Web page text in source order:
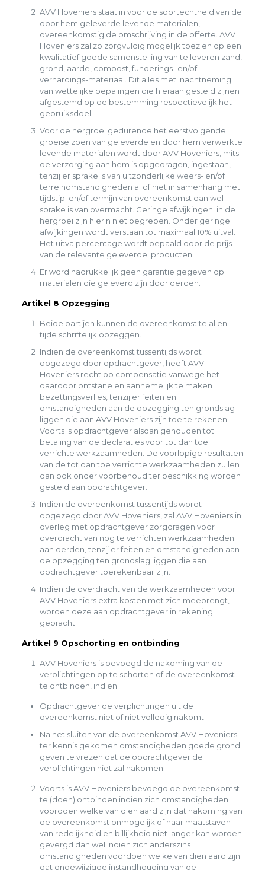
AVV Hoveniers staat in voor de soortechtheid van de
door hem geleverde levende materialen,
overeenkomstig de omschrijving in de offerte. AVV
Hoveniers zal zo zorgvuldig mogelijk toezien op een
kwalitatief goede samenstelling van te leveren zand,
grond, aarde, compost, funderings- en/of
verhardings-materiaal. Dit alles met inachtneming
van wettelijke bepalingen die hieraan gesteld zijnen
afgestemd op de bestemming respectievelijk het
gebruiksdoel.
Voor de hergroei gedurende het eerstvolgende
groeiseizoen van geleverde en door hem verwerkte
levende materialen wordt door AVV Hoveniers, mits
de verzorging aan hem is opgedragen, ingestaan,
tenzij er sprake is van uitzonderlijke weers- en/of
terreinomstandigheden al of niet in samenhang met
tijdstip en/of termijn van overeenkomst dan wel
sprake is van overmacht. Geringe afwijkingen in de
hergroei zijn hierin niet begrepen. Onder geringe
afwijkingen wordt verstaan tot maximaal 10% uitval.
Het uitvalpercentage wordt bepaald door de prijs
van de relevante geleverde producten.
Er word nadrukkelijk geen garantie gegeven op
materialen die geleverd zijn door derden.
Artikel 8 Opzegging
Beide partijen kunnen de overeenkomst te allen
tijde schriftelijk opzeggen.
Indien de overeenkomst tussentijds wordt
opgezegd door opdrachtgever, heeft AVV
Hoveniers recht op compensatie vanwege het
daardoor ontstane en aannemelijk te maken
bezettingsverlies, tenzij er feiten en
omstandigheden aan de opzegging ten grondslag
liggen die aan AVV Hoveniers zijn toe te rekenen.
Voorts is opdrachtgever alsdan gehouden tot
betaling van de declaraties voor tot dan toe
verrichte werkzaamheden. De voorlopige resultaten
van de tot dan toe verrichte werkzaamheden zullen
dan ook onder voorbehoud ter beschikking worden
gesteld aan opdrachtgever.
Indien de overeenkomst tussentijds wordt
opgezegd door AVV Hoveniers, zal AVV Hoveniers in
overleg met opdrachtgever zorgdragen voor
overdracht van nog te verrichten werkzaamheden
aan derden, tenzij er feiten en omstandigheden aan
de opzegging ten grondslag liggen die aan
opdrachtgever toerekenbaar zijn.
Indien de overdracht van de werkzaamheden voor
AVV Hoveniers extra kosten met zich meebrengt,
worden deze aan opdrachtgever in rekening
gebracht.
Artikel 9 Opschorting en ontbinding
AVV Hoveniers is bevoegd de nakoming van de
verplichtingen op te schorten of de overeenkomst
te ontbinden, indien:
Opdrachtgever de verplichtingen uit de
overeenkomst niet of niet volledig nakomt.
Na het sluiten van de overeenkomst AVV Hoveniers
ter kennis gekomen omstandigheden goede grond
geven te vrezen dat de opdrachtgever de
verplichtingen niet zal nakomen.
Voorts is AVV Hoveniers bevoegd de overeenkomst
te (doen) ontbinden indien zich omstandigheden
voordoen welke van dien aard zijn dat nakoming van
de overeenkomst onmogelijk of naar maatstaven
van redelijkheid en billijkheid niet langer kan worden
gevergd dan wel indien zich anderszins
omstandigheden voordoen welke van dien aard zijn
dat ongewijzigde instandhouding van de